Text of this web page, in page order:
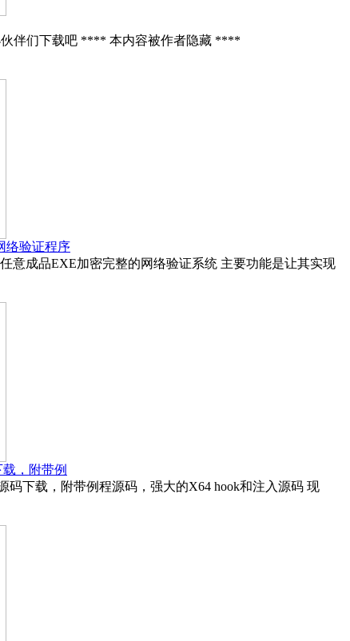
伴们下载吧 **** 本内容被作者隐藏 ****
络验证程序
意成品EXE加密完整的网络验证系统 主要功能是让其实现
，附带例
码下载，附带例程源码，强大的X64 hook和注入源码 现